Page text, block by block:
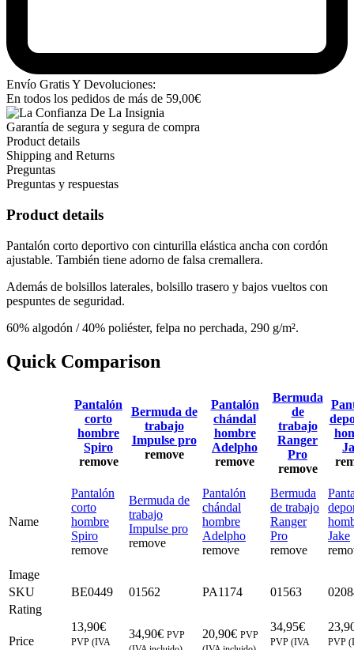
Envío Gratis Y Devoluciones:
En todos los pedidos de más de 59,00€
Garantía de segura y segura de compra
Product details
Shipping and Returns
Preguntas
Preguntas y respuestas
Product details
Pantalón corto deportivo con cinturilla elástica ancha con cordón
ajustable. También tiene adorno de falsa cremallera.
Además de bolsillos laterales, bolsillo trasero y bajos vueltos con
pespuntes de seguridad.
60% algodón / 40% poliéster, felpa no perchada, 290 g/m².
Quick Comparison
Pantalón
corto
hombre
Spiro
remove
Bermuda de
trabajo
Impulse pro
remove
Pantalón
chándal
hombre
Adelpho
remove
Bermuda
de
trabajo
Ranger
Pro
remove
Name
Pantalón
corto
hombre
Spiro
remove
Bermuda de
trabajo
Impulse pro
remove
Pantalón
chándal
hombre
Adelpho
remove
Bermuda
de trabajo
Ranger
Pro
remove
Jake
Image
SKU
BE0449 01562 PA1174 01563
Rating
Price
13,90€
PVP (IVA
34,90€ PVP
20,90€ PVP
34,95€
PVP (IVA
PVP